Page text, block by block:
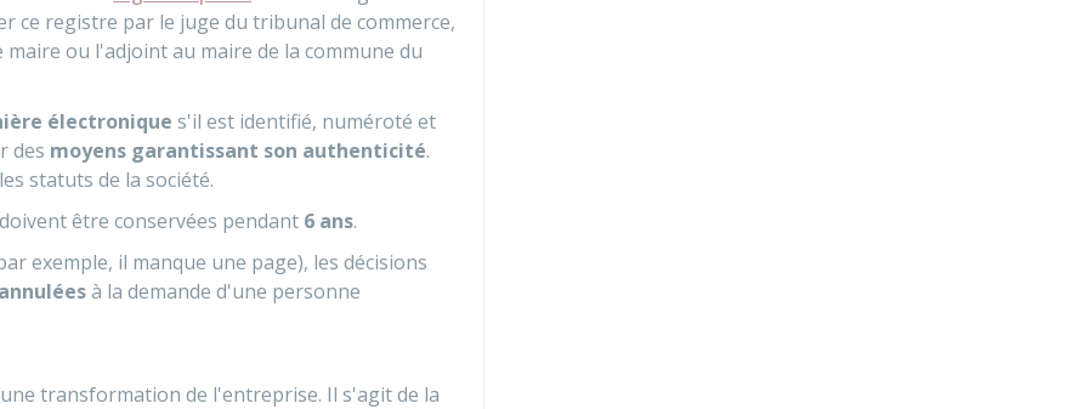
ce registre par le juge du tribunal de commerce,
ou l'adjoint au maire de la commune du
électronique s'il est identifié, numéroté et
des moyens garantissant son authenticité.
statuts de la société.
être conservées pendant 6 ans.
exemple, il manque une page), les décisions
à la demande d'une personne
transformation de l'entreprise. Il s'agit de la